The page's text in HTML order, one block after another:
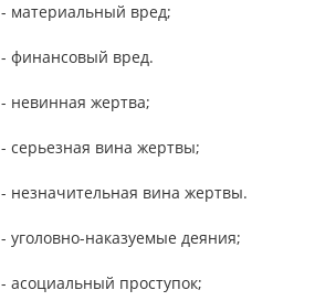
- материальный вред;
- финансовый вред.
- невинная жертва;
- серьезная вина жертвы;
- незначительная вина жертвы.
- уголовно-наказуемые деяния;
- асоциальный проступок;